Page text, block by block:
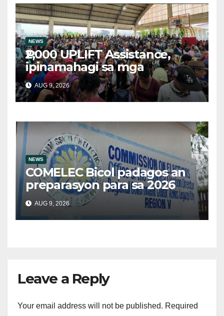
NEWS
₱2,000 UPLIFT Assistance,
ipinamahagi sa mga
kwalipikadong benepisyaryo
sa Victoria, Oriental Mindoro
AUG 9, 2026
NEWS
COMELEC Bicol padagos an
preparasyon para sa 2026
BSKE
AUG 9, 2026
Leave a Reply
Your email address will not be published. Required